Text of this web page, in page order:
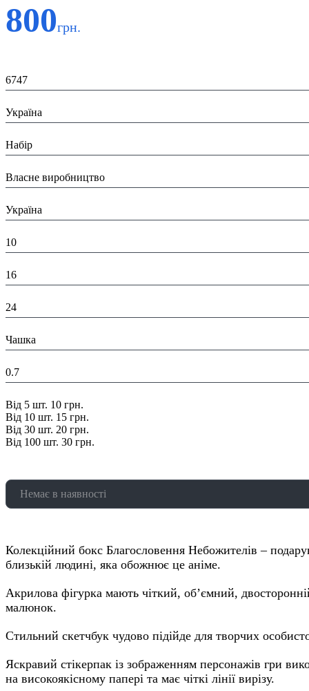
800грн.
6747
Україна
Набір
Власне виробництво
Україна
10
16
24
Чашка
0.7
Від 5 шт. 10 грн.
Від 10 шт. 15 грн.
Від 30 шт. 20 грн.
Від 100 шт. 30 грн.
Немає в наявності
Колекційний бокс Благословення Небожителів –
близькій людині, яка обожнює це аніме.
Акрилова фігурка мають чіткий, об’ємний,
малюнок.
Стильний скетчбук чудово підійде для творчих
Яскравий стікерпак із зображенням персонажів гри
на високоякісному папері та має чіткі лінії вирізу.